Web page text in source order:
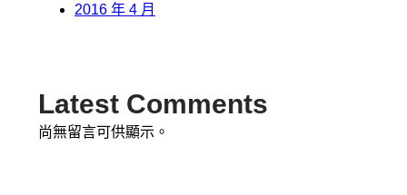
2016 年 4 月
Latest Comments
尚無留言可供顯示。